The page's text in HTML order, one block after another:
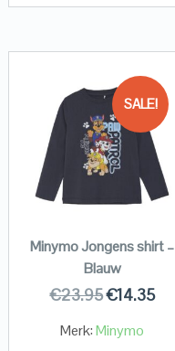
SALE!
Minymo Jongens shirt –
Blauw
€23.95€14.35
Merk:Minymo